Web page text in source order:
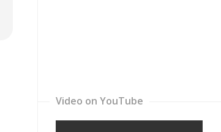
Video on YouTube